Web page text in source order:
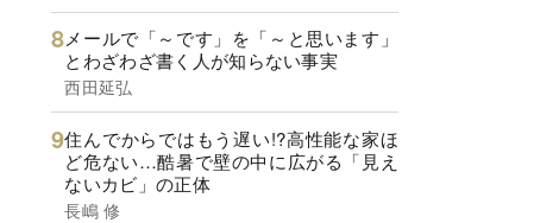
メールで「～です」を「～と思います」
とわざわざ書く人が知らない事実
西田延弘
住んでからではもう遅い!?高性能な家ほ
ど危ない…酷暑で壁の中に広がる「見え
ないカビ」の正体
長嶋 修